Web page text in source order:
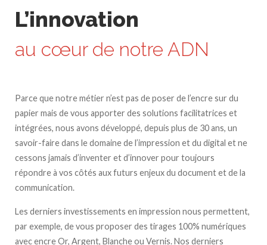
L’innovation
au cœur de notre ADN
Parce que notre métier n’est pas de poser de l’encre sur du
papier mais de vous apporter des solutions facilitatrices et
intégrées, nous avons développé, depuis plus de 30 ans, un
savoir-faire dans le domaine de l’impression et du digital et ne
cessons jamais d’inventer et d’innover pour toujours
répondre à vos côtés aux futurs enjeux du document et de la
communication.
Les derniers investissements en impression nous permettent,
par exemple, de vous proposer des tirages 100% numériques
avec encre Or, Argent, Blanche ou Vernis. Nos derniers